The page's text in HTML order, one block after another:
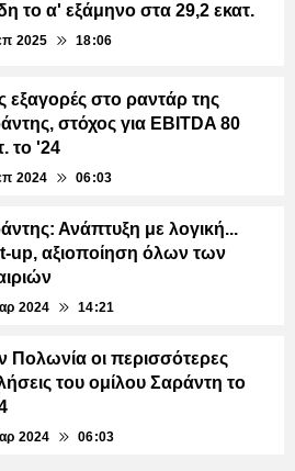
το α' εξάμηνο στα 29,2 εκατ.
2025 18:06
εξαγορές στο ραντάρ της
στόχος για EBITDA 80
το '24
2024 06:03
Ανάπτυξη με λογική...
up, αξιοποίηση όλων των
2024 14:21
Πολωνία οι περισσότερες
του ομίλου Σαράντη το
2024 06:03